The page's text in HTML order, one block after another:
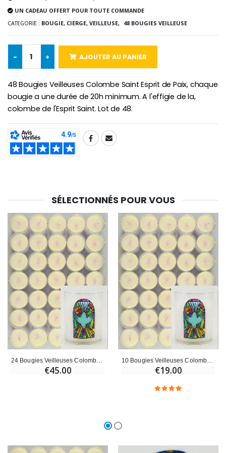
-10%
Bougie de Neuvaine Contre le Mal - Saint Michel
€5.50 €4.95
Lot de 20 Bougies de Neuvaine Blanches
€78.00 €58.50
Huile d'Onction
€9.90
Bougie Neuvaine pour une Guérison - 17.5cm
€4.90
€130.00
€2.50
€23.00
UN CADEAU OFFERT POUR TOUTE COMMANDE
CATEGORIE : BOUGIE, CIERGE, VEILLEUSE, 48 BOUGIES VEILLEUSE
- + AJOUTER AU PANIER
48 Bougies Veilleuses Colombe Saint Esprit de Paix, chaque
bougie a une durée de 20h minimum. A l'effigie de la,
colombe de l'Esprit Saint. Lot de 48.
SHARE:
SÉLECTIONNÉS POUR VOUS
24 Bougies Veilleuses Colombe Saint Esprit de Paix
€45.00
10 Bougies Veilleuses Colombe Saint Esprit de Paix
€19.00